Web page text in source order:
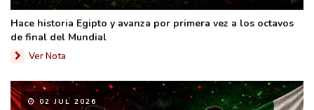
Hace historia Egipto y avanza por primera vez a los octavos
de final del Mundial
Ver Nota
02 JUL 2026